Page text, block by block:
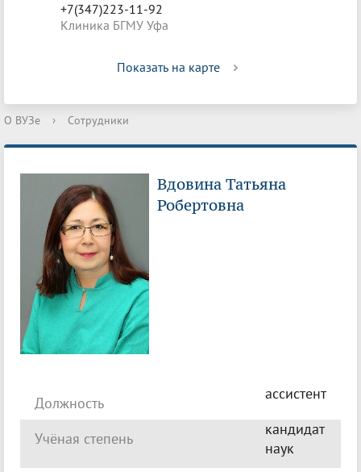
+7(347)223-11-92
Клиника БГМУ Уфа
Показать на карте
О ВУЗе › Сотрудники
Вдовина Татьяна
Робертовна
Должность
ассистент
Учёная степень
кандидат
наук